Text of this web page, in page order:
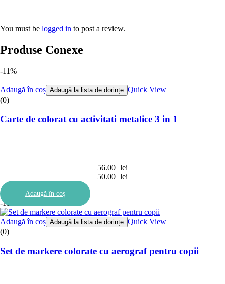
You must be logged in to post a review.
Produse Conexe
-11%
Adaugă în coș Adaugă la lista de dorințe Quick View
(0)
Carte de colorat cu activitati metalice 3 in 1
56.00 lei
Prețul
56.00 lei.
50.00 lei
50.00 lei.
Adaugă în coș
-11%
Adaugă în coș Adaugă la lista de dorințe Quick View
(0)
Set de markere colorate cu aerograf pentru copii